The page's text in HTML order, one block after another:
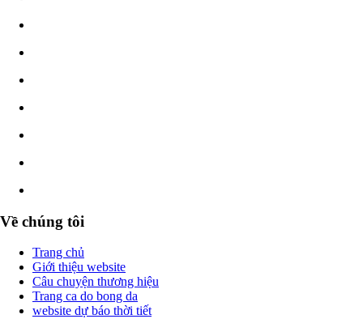
Về chúng tôi
Trang chủ
Giới thiệu website
Câu chuyện thương hiệu
Trang ca do bong da
website dự báo thời tiết